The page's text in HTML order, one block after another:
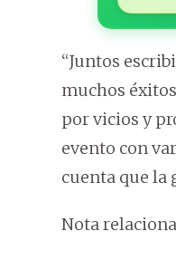
“Juntos
muchos
por vicios y
evento con
cuenta que la
Nota